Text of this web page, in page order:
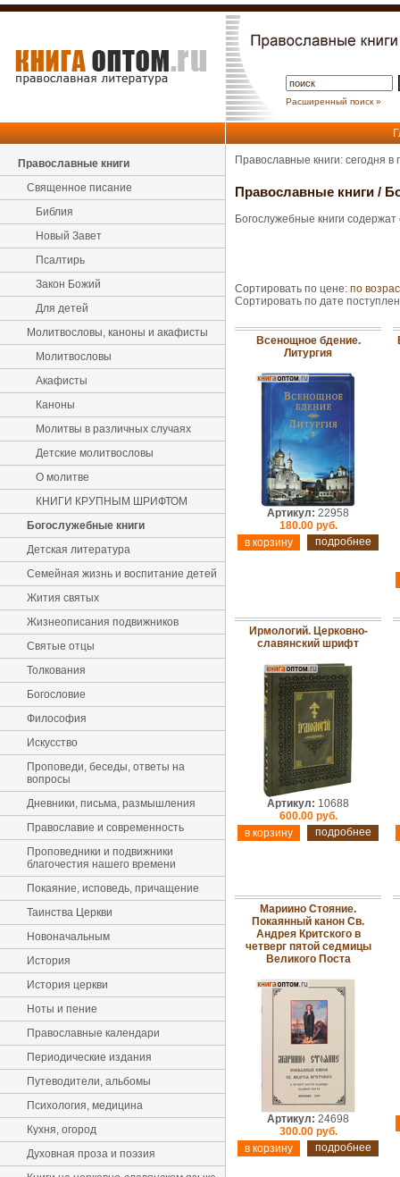
Расширенный поиск »
Православные книги
Священное писание
Библия
Новый Завет
Псалтирь
Закон Божий
Для детей
Молитвословы, каноны и акафисты
Молитвословы
Акафисты
Каноны
Молитвы в различных случаях
Детские молитвословы
О молитве
КНИГИ КРУПНЫМ ШРИФТОМ
Богослужебные книги
Детская литература
Семейная жизнь и воспитание детей
Жития святых
Жизнеописания подвижников
Святые отцы
Толкования
Богословие
Философия
Искусство
Проповеди, беседы, ответы на
вопросы
Дневники, письма, размышления
Православие и современность
Проповедники и подвижники
благочестия нашего времени
Покаяние, исповедь, причащение
Таинства Церкви
Новоначальным
История
История церкви
Ноты и пение
Православные календари
Периодические издания
Путеводители, альбомы
Психология, медицина
Кухня, огород
Духовная проза и поэзия
Православные книги: сегодня
Православные книги /
Богослужебные книги
Сортировать по цене: по
Сортировать по дате
Всенощное бдение.
Литургия
Артикул: 22958
180.00 руб.
подробнее
Ирмологий. Церковно-
славянский шрифт
Артикул: 10688
600.00 руб.
подробнее
Мариино Стояние.
Покаянный канон Св.
Андрея Критского в
четверг пятой седмицы
Великого Поста
Артикул: 24698
300.00 руб.
подробнее